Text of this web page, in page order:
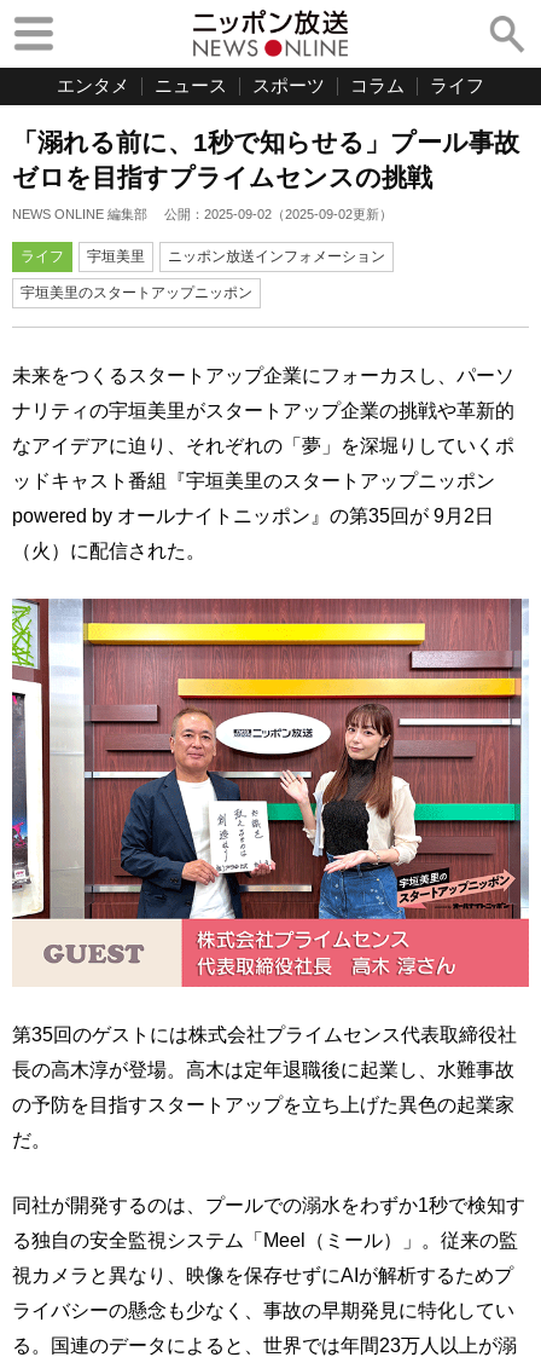
エンタメ ニュース スポーツ コラム ライフ
「溺れる前に、1秒で知らせる」プール事故
ゼロを目指すプライムセンスの挑戦
NEWS ONLINE 編集部 公開： 2025-09-02 （2025-09-02更新）
ライフ 宇垣美里 ニッポン放送インフォメーション
宇垣美里のスタートアップニッポン
未来をつくるスタートアップ企業にフォーカスし、パーソ
ナリティの宇垣美里がスタートアップ企業の挑戦や革新的
なアイデアに迫り、それぞれの「夢」を深堀りしていくポ
ッドキャスト番組『宇垣美里のスタートアップニッポン
powered by オールナイトニッポン』の第35回が 9月2日
（火）に配信された。
第35回のゲストには株式会社プライムセンス代表取締役社
長の高木淳が登場。高木は定年退職後に起業し、水難事故
の予防を目指すスタートアップを立ち上げた異色の起業家
だ。
同社が開発するのは、プールでの溺水をわずか1秒で検知す
る独自の安全監視システム「Meel（ミール）」。従来の監
視カメラと異なり、映像を保存せずにAIが解析するためプ
ライバシーの懸念も少なく、事故の早期発見に特化してい
る。国連のデータによると、世界では年間23万人以上が溺